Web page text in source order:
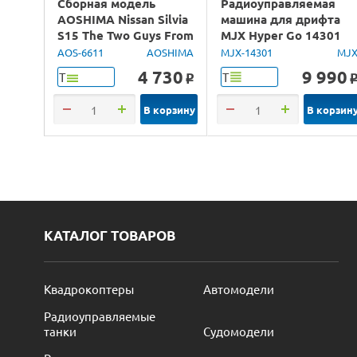
AOSHIMA Nissan Silvia
S15 The Two Guys From
Tokyo, 1/24
AOS-6611 AOSHIMA
Т 4 730 o
В корзину
машина для дрифта
MJX Hyper Go 14301
Brushless 4WD 2.4G
LED 1/14 RTR
MJX-14301 MJX
Т 9 990 o
В
КАТАЛОГ ТОВАРОВ
Квадрокоптеры
Автомодели
Радиоуправляемые
танки
Судомодели